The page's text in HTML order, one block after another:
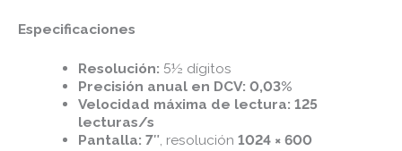
Especificaciones
Resolución: 5½ dígitos
Precisión anual en DCV: 0,03%
Velocidad máxima de lectura: 125
lecturas/s
Pantalla: 7″, resolución 1024 × 600